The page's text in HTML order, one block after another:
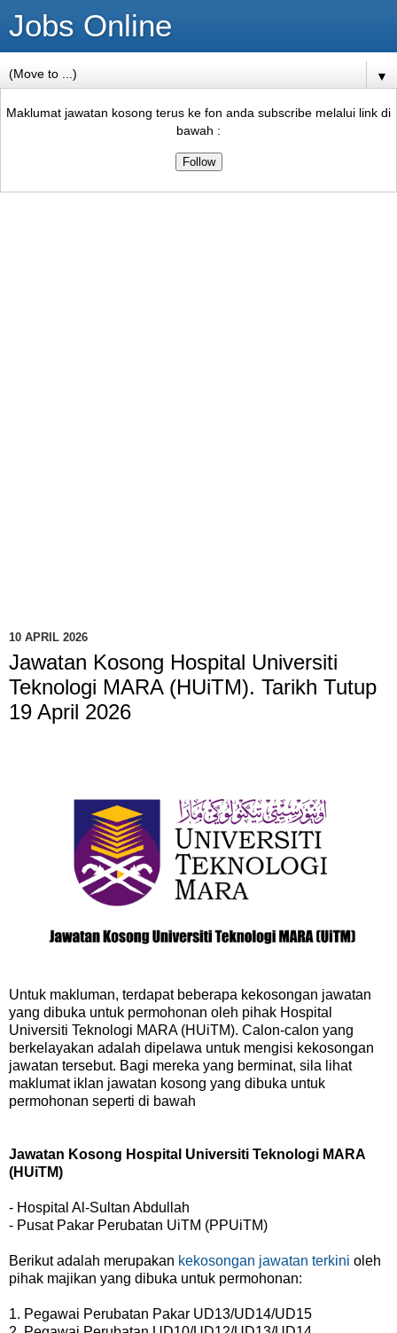
Jobs Online
▼
Maklumat jawatan kosong terus ke fon anda subscribe melalui link di
bawah :
10 APRIL 2026
Jawatan Kosong Hospital Universiti
Teknologi MARA (HUiTM). Tarikh Tutup
19 April 2026
Untuk makluman, terdapat beberapa kekosongan jawatan
yang dibuka untuk permohonan oleh pihak Hospital
Universiti Teknologi MARA (HUiTM). Calon-calon yang
berkelayakan adalah dipelawa untuk mengisi kekosongan
jawatan tersebut. Bagi mereka yang berminat, sila lihat
maklumat iklan jawatan kosong yang dibuka untuk
permohonan seperti di bawah
Jawatan Kosong Hospital Universiti Teknologi MARA
(HUiTM)
- Hospital Al-Sultan Abdullah
- Pusat Pakar Perubatan UiTM (PPUiTM)
Berikut adalah merupakan kekosongan jawatan terkini oleh
pihak majikan yang dibuka untuk permohonan:
1. Pegawai Perubatan Pakar UD13/UD14/UD15